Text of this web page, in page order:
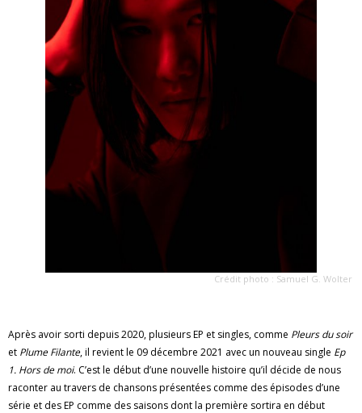
Crédit photo : Samuel G. Wolter
Après avoir sorti depuis 2020, plusieurs EP et singles, comme Pleurs du soir
et Plume Filante, il revient le 09 décembre 2021 avec un nouveau single Ep
1. Hors de moi. C’est le début d’une nouvelle histoire qu’il décide de nous
raconter au travers de chansons présentées comme des épisodes d’une
série et des EP comme des saisons dont la première sortira en début